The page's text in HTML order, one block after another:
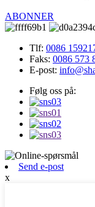
ABONNER
Tlf: 0086
Faks: 0086 573
E-post:
Følg oss på:
Send e-post
x